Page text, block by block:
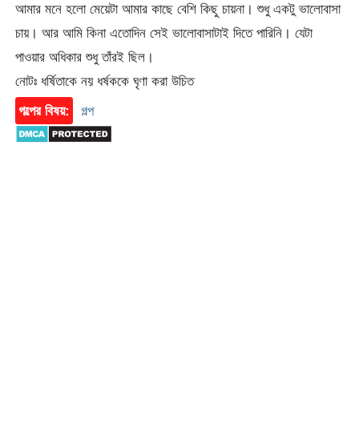
আমার মনে হলো মেয়েটা আমার কাছে বেশি কিছু চায়না। শুধু একটু ভালোবাসা
চায়। আর আমি কিনা এতোদিন সেই ভালোবাসাটাই দিতে পারিনি। যেটা
পাওয়ার অধিকার শুধু তাঁরই ছিল।
নোটঃ ধর্ষিতাকে নয় ধর্ষককে ঘৃণা করা উচিত
গল্পের বিষয়:
গল্প